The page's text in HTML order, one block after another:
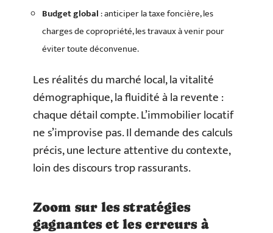
Budget global: anticiper la taxe foncière, les
charges de copropriété, les travaux à venir pour
éviter toute déconvenue.
Les réalités du marché local, la vitalité
démographique, la fluidité à la revente :
chaque détail compte. L’immobilier locatif
ne s’improvise pas. Il demande des calculs
précis, une lecture attentive du contexte,
loin des discours trop rassurants.
Zoom sur les stratégies
gagnantes et les erreurs à